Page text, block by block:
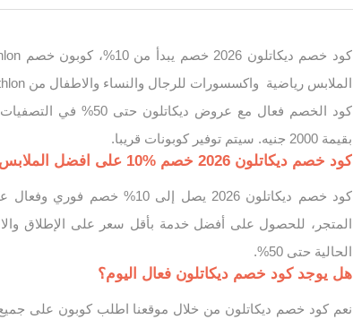
كود خصم ديكاتلون 2026 خصم يبدأ من 10%، كوبون خصم
الملابس رياضية واكسسورات للرجال والنساء والاطفال من decathlon.
كود الخصم فعال مع عروض
بقيمة 2000 جنيه. سيتم توفير كوبونات قريبا.
كود خصم ديكاتلون 2026 خصم %10 على افضل الملابس رياضية
كود خصم ديكاتلون 2026 يصل إلى
المتجر، للحصول على أفضل خدمة بأقل سعر على الإطلاق
الحالية حتى 50%.
هل يوجد كود خصم ديكاتلون فعال اليوم؟
نعم كود خصم ديكاتلون من خلال موقعنا اطلب كوبون على